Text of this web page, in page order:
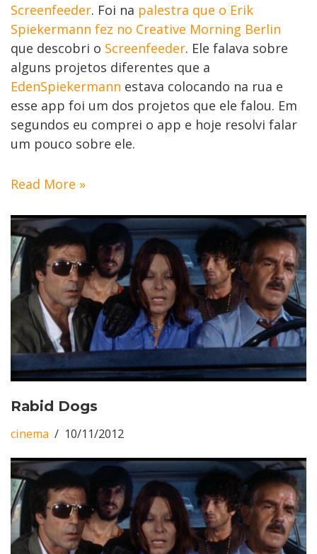
Screenfeeder. Foi na palestra que o Erik
Spiekermann fez no Creative Morning Berlin
que descobri o Screenfeeder. Ele falava sobre
alguns projetos diferentes que a
EdenSpiekermann estava colocando na rua e
esse app foi um dos projetos que ele falou. Em
segundos eu comprei o app e hoje resolvi falar
um pouco sobre ele.
Read More »
Rabid Dogs
cinema 10/11/2012